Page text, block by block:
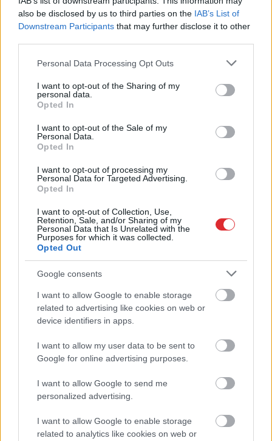
also be disclosed by us to third parties on the IAB’s List of
Downstream Participants that may further disclose it to other
Please note that this website/app uses one or more Google
not limited to your visit or usage behaviour. You may click to
grant or deny consent to Google and its third-party tags to
use your data for below specified purposes in below Google
consent section.
Personal Data Processing Opt Outs
I want to opt-out of the Sharing of my
personal data.
Opted In
I want to opt-out of the Sale of my
Personal Data.
Opted In
I want to opt-out of processing my
Personal Data for Targeted Advertising.
Opted In
I want to opt-out of Collection, Use,
Retention, Sale, and/or Sharing of my
Personal Data that Is Unrelated with the
Purposes for which it was collected.
Opted Out
Google consents
I want to allow Google to enable storage
related to advertising like cookies on web or
device identifiers in apps.
I want to allow my user data to be sent to
Google for online advertising purposes.
I want to allow Google to send me
personalized advertising.
I want to allow Google to enable storage
related to analytics like cookies on web or
Pierīgā notikusi smaga
avārija – viens no šoferiem
aizbēdzis no notikuma
vietas
jūtas…” Elīna
Didrihsone atklāti par
piedzimšanas
redzu.” Pircēji sajūsmā
Atcelt Ziņot